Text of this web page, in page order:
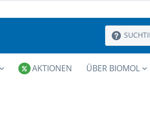
AKTIONEN ÜBER BIOMOL